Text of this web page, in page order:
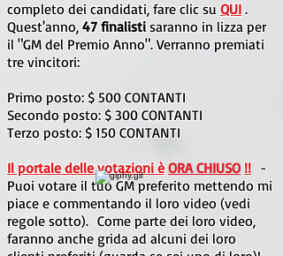
completo dei candidati, fare clic su QUI .
Quest'anno, 47 finalistisaranno in lizza per
il "GM del Premio Anno". Verranno premiati
tre vincitori:
Primo posto: $ 500 CONTANTI
Secondo posto: $ 300 CONTANTI
Terzo posto: $ 150 CONTANTI
Il portale delle votazioni è ORA CHIUSO !! -
Puoi votare il tuo GM preferito mettendo mi
piace e commentando il loro video (vedi
regole sotto). Come parte dei loro video,
faranno anche grida ad alcuni dei loro